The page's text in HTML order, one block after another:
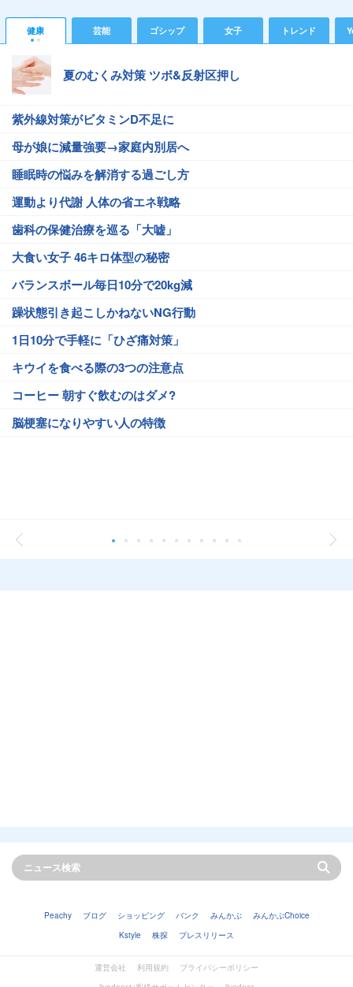
健康 芸能 ゴシップ 女子 トレンド
夏のむくみ対策 ツボ&反射区押し
紫外線対策がビタミンD不足に
母が娘に減量強要→家庭内別居へ
睡眠時の悩みを解消する過ごし方
運動より代謝 人体の省エネ戦略
歯科の保健治療を巡る「大嘘」
大食い女子 46キロ体型の秘密
バランスボール毎日10分で20kg減
躁状態引き起こしかねないNG行動
1日10分で手軽に「ひざ痛対策」
キウイを食べる際の3つの注意点
コーヒー 朝すぐ飲むのはダメ?
脳梗塞になりやすい人の特徴
Peachy ブログ ショッピング バンク みんかぶ
みんかぶChoice
Kstyle
株探 プレスリリース
運営会社 利用規約
プライバシーポリシー